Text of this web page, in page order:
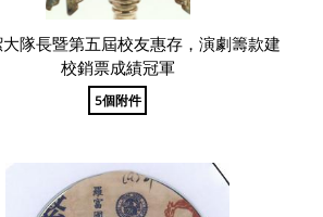
隊長暨第五屆校友惠存，演劇籌款建
校銷票成績冠軍
5個附件